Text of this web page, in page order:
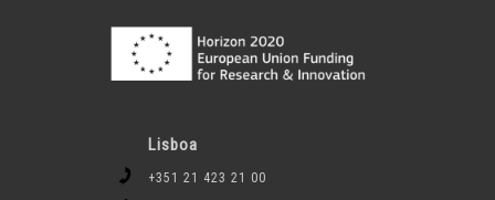
Lisboa
+351 21 423 21 00